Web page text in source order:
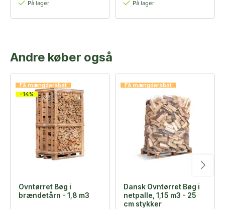
På lager På lager
Andre køber også
Få mængderabat
-14%
Ovntørret Bøg i
brændetårn - 1,8 m3
Få mængderabat
Dansk Ovntørret Bøg i
netpalle, 1,15 m3 - 25
cm stykker